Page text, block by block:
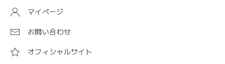
マイページ
お問い合わせ
オフィシャルサイト